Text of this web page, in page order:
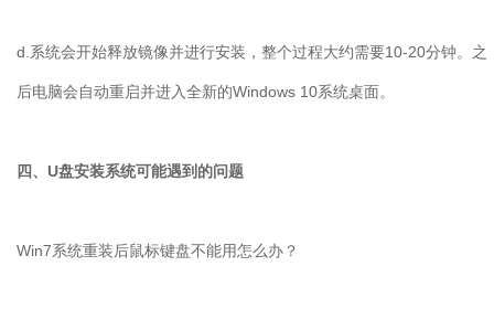
d.系统会开始释放镜像并进行安装，整个过程大约需要10-20分钟。之
后电脑会自动重启并进入全新的Windows 10系统桌面。
四、U盘安装系统可能遇到的问题
Win7系统重装后鼠标键盘不能用怎么办？